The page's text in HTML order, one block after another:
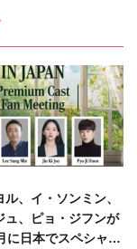
ル、イ・ソンミン、
ュ、ピョ・ジフンが
に日本でスペシャル